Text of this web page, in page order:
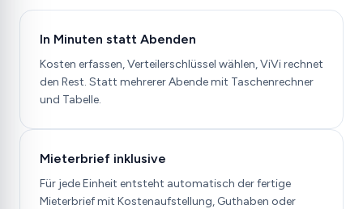
In Minuten statt Abenden
Kosten erfassen, Verteilerschlüssel wählen, ViVi rechnet
den Rest. Statt mehrerer Abende mit Taschenrechner
und Tabelle.
Mieterbrief inklusive
Für jede Einheit entsteht automatisch der fertige
Mieterbrief mit Kostenaufstellung, Guthaben oder